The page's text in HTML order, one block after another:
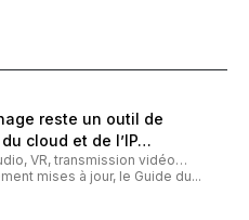
reste un outil de
cloud et de l’IP…
VR, transmission vidéo…
mises à jour, le Guide du...